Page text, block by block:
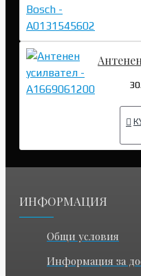
ИНФОРМАЦИЯ
Общи условия
Информация за